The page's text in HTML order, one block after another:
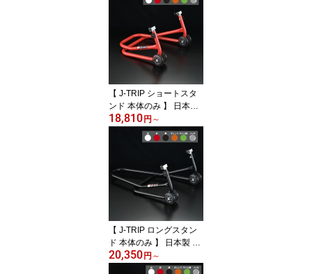
メンテナンススタンド メ
ンテスタンド レーシング
スタンド レースタ 洗車
長期保管 J・TRIP Jトリ
ップ ジェイトリップ JT-
113 スタンドアップ 公式
【 J-TRIP ショートスタ
ンド 本体のみ 】 日本製
リヤスタンド リアスタン
ド バイクスタンド J・TR
IP Jトリップ ジェイトリ
ップ バイクメンテナンス
スタンド メンテスタンド
レーシングスタンド レー
スタ センタースタンド
洗車 長期保管 整備 JT-12
5 公式ショップ
18,810円 ～
【 J-TRIP ロングスタン
ド 本体のみ 】 日本製 リ
ヤスタンド リアスタンド
バイクスタンド バイクメ
20,350円 ～